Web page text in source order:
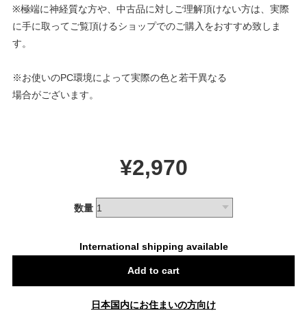
※極端に神経質な方や、中古品に対しご理解頂けない方は、実際
に手に取ってご覧頂けるショップでのご購入をおすすめ致しま
す。
※お使いのPC環境によって実際の色と若干異なる
場合がございます。
¥2,970
数量
International shipping available
Add to cart
日本国内にお住まいの方向け